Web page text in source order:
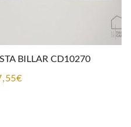
BILLAR CD10270
€